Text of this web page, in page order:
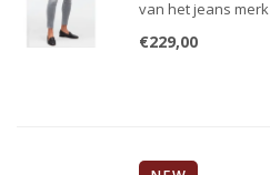
van het jeans
gemaakt van
€229,00